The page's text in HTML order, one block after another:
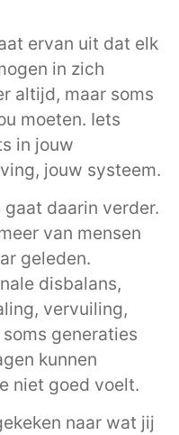
ervan uit dat elk
in zich
altijd, maar soms
moeten. Iets
in jouw
jouw systeem.
daarin verder.
van mensen
geleden.
disbalans,
vervuiling,
generaties
kunnen
niet goed voelt.
naar wat jij